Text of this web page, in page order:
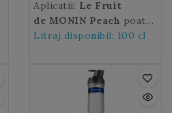
cocktail-uri si alte
retete de desert.
sa le savuram
vara.Piersicilesunt
suculente si dulci, cu
galben – portocalie
Aplicatii: Le Fruit
de MONIN Peach poate
fi folosit cocktail-uri,
Litraj disponibil: 100 cl